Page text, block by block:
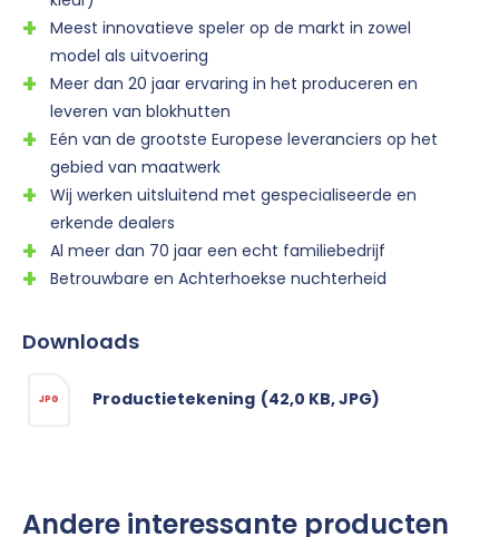
Meest innovatieve speler op de markt in zowel
model als uitvoering
Meer dan 20 jaar ervaring in het produceren en
leveren van blokhutten
Eén van de grootste Europese leveranciers op het
gebied van maatwerk
Wij werken uitsluitend met gespecialiseerde en
erkende dealers
Al meer dan 70 jaar een echt familiebedrijf
Betrouwbare en Achterhoekse nuchterheid
Downloads
JPG Productietekening (42,0 KB, JPG)
Andere interessante producten